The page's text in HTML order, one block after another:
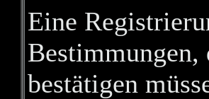
Eine
bestätigen